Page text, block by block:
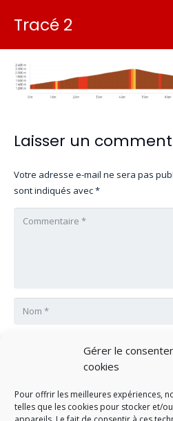
Gérer le
cookies
Pour offrir les meilleures expériences,
telles que les cookies pour stocker et/
Tracé 2
Laisser un
Votre adresse e-mail ne sera pas
sont indiqués avec*